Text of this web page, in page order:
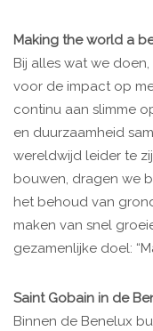
Making the world a
Bij alles wat we
voor de impact op
continu aan slimme
en duurzaamheid
wereldwijd leider te
bouwen, dragen we
het behoud van
maken van snel
gezamenlijke doel:
Saint Gobain in de
Binnen de Benelux